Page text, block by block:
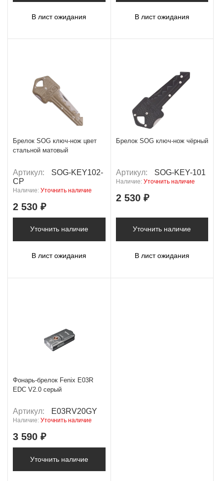
В лист ожидания В лист ожидания
Брелок SOG ключ-нож цвет
стальной матовый
Артикул:
SOG-KEY102-
CP
Наличие: Уточнить наличие
2 530 ₽
Уточнить наличие
В лист ожидания
Брелок SOG ключ-нож чёрный
Артикул: SOG-KEY-101
Наличие: Уточнить наличие
2 530 ₽
Уточнить наличие
В лист ожидания
Фонарь-брелок Fenix E03R
EDC V2.0 серый
Артикул: E03RV20GY
Наличие: Уточнить наличие
3 590 ₽
Уточнить наличие